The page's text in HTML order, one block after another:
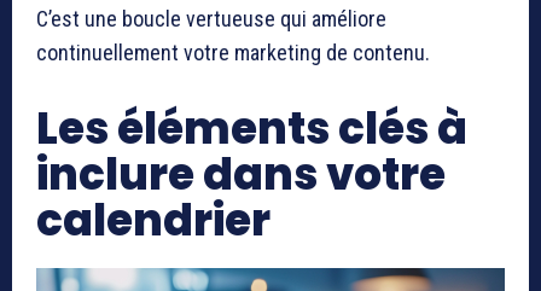
C’est une boucle vertueuse qui améliore
continuellement votre marketing de contenu.
Les éléments clés à
inclure dans votre
calendrier